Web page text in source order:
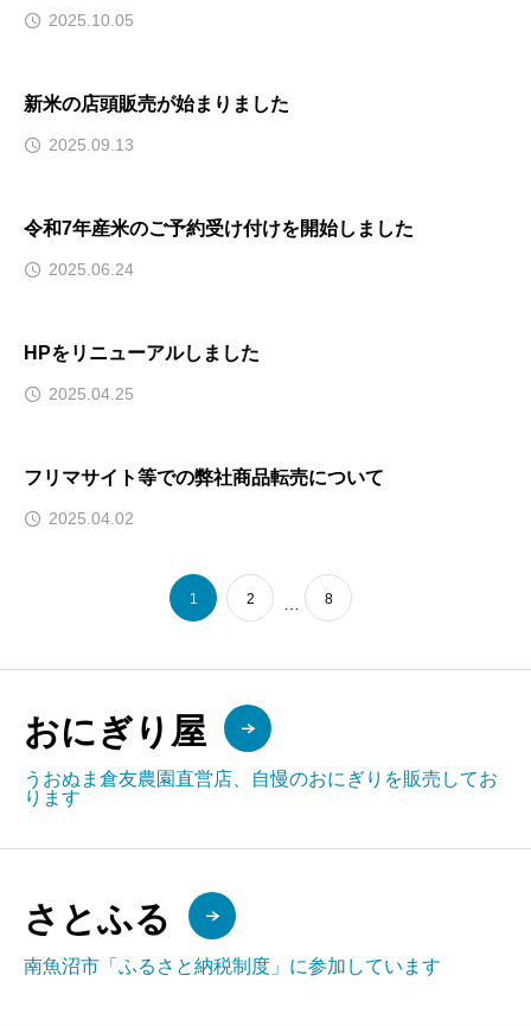
2025.10.05
新米の店頭販売が始まりました
2025.09.13
令和7年産米のご予約受け付けを開始しました
2025.06.24
HPをリニューアルしました
2025.04.25
フリマサイト等での弊社商品転売について
2025.04.02
1 2 8
おにぎり屋
うおぬま倉友農園直営店、自慢のおにぎりを販売してお
ります
さとふる
南魚沼市「ふるさと納税制度」に参加しています